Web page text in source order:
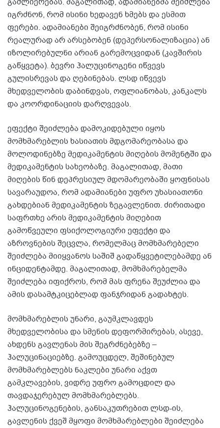
იგრძნონ, რომ ისინი ხედავენ ხმებს და ესმით
ფერები. ადამიანები შეიგრძნობენ, რომ ისინი
რეალურად არ არსებობენ (დეპერსონალიზაცია) ან
იზოლირებულნი არიან გარემოცვიდან (კავშირის
გაწყვეტა). ბევრი ჰალუცინოგენი იწვევს
გულისრევას და ღებინებას. ლსდ იწვევს
მხედველობის დაბინდვას, ოფლიანობას, კანკალს
და კოორდინაციის დარღვევას.
ეფექტი შეიძლება დამოკიდებული იყოს
მომხმარებლის ხასიათის მდგომარეობასა და
მოლოდინებზე მედიკამენტის მიღების მომენტში და
მედიკამენტის სახეობაზე. მაგალითად, მათი
მიღების წინ დეპრესიულ მდომარეობაში ყოფნისას
სავარაუდოა, რომ ადამიანები უფრო უხასიათონი
გახდებიან მედიკამენტის ზეგავლენით. ძირითადი
საფრთხე არის მედიკამენტის მიღებით
გამოწვეული ფსიქოლოგიური ეფექტი და
აზროვნების შეცვლა, რომელმაც მომხმარებელი
შეიძლება მიიყვანოს საშიშ გადაწყვეტილებამდე ან
ინციდენტამდე. მაგალითად, მომხმარებელმა
შეიძლება იფიქროს, რომ მას ფრენა შეუძლია და
ამის დასამტკიცებლად ფანჯრიდან გადახტეს.
მომხმარებლის უნარი, გაუმკლავდეს
მხედველობისა და სმენის დეფორმირებას, ასევე,
ახდენს გავლენას მის შეგრძნებებზე –
ჰალუცინაციებზე. გამოუცდელ, შეშინებულ
მომხმარებლებს ნაკლები უნარი აქვთ
გამკლავების, ვიდრე უფრო გამოცდილ და
თავდაჯერებულ მომხმარებლებს.
ჰალუცინოგენების, განსაკუთრებით ლსდ-ის,
გავლენის ქვეშ მყოფი მომხმარებლები შეიძლება